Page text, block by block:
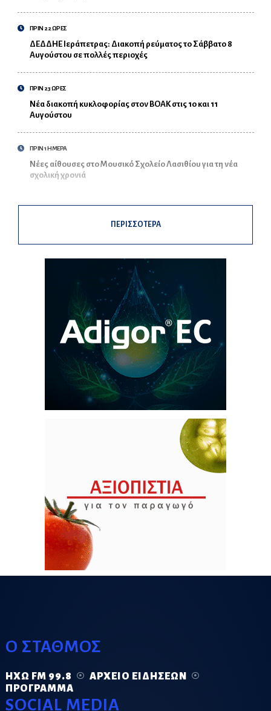
ΠΡΙΝ 22 ΩΡΕΣ
ΔΕΔΔΗΕ Ιεράπετρας: Διακοπή ρεύματος το Σάββατο 8
Αυγούστου σε πολλές περιοχές
ΠΡΙΝ 23 ΩΡΕΣ
Νέα διακοπή κυκλοφορίας στον ΒΟΑΚ στις 10 και 11
Αυγούστου
ΠΡΙΝ 1 ΗΜΕΡΑ
Νέες αίθουσες στο Μουσικό Σχολείο Λασιθίου για τη νέα
σχολική χρονιά
ΠΕΡΙΣΣΟΤΕΡΑ
Ο ΣΤΑΘΜΟΣ
ΗΧΏ FM 99.8
ΑΡΧΕΊΟ ΕΙΔΉΣΕΩΝ
ΠΡΌΓΡΑΜΜΑ
SOCIAL MEDIA